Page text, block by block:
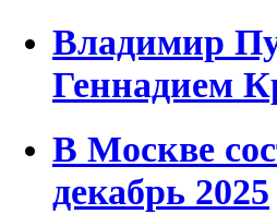
Владимир
Геннадием
В Москве
декабрь 2025